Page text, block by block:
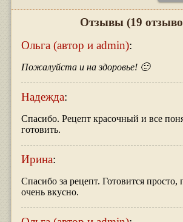
Отзывы (19
Ольга (автор и admin):
Пожалуйста и на здоровье! 🙂
Надежда:
Спасибо. Рецепт красочный и все
готовить.
Ирина:
Спасибо за рецепт. Готовится просто,
очень вкусно.